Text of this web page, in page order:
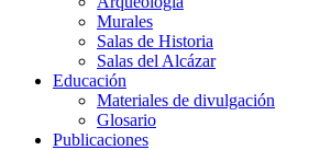
Murales
Salas de Historia
Salas del Alcázar
Educación
Materiales de divulgación
Glosario
Publicaciones